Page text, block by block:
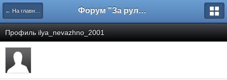
← На главную Форум "За рулем"
Профиль ilya_nevazhno_2001